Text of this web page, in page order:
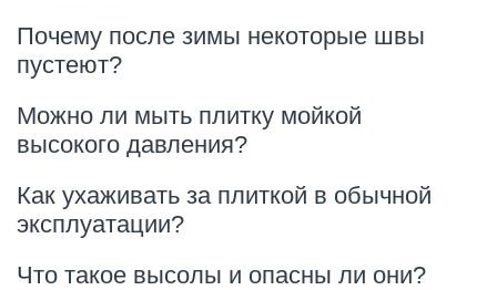
Почему после зимы некоторые швы
пустеют?
Можно ли мыть плитку мойкой
высокого давления?
Как ухаживать за плиткой в обычной
эксплуатации?
Что такое высолы и опасны ли они?